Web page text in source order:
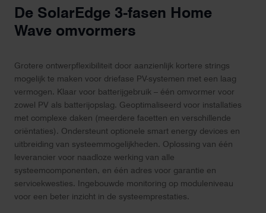
De SolarEdge 3-fasen Home
Wave omvormers
Grotere ontwerpflexibiliteit door aanzienlijk kortere strings
mogelijk te maken voor driefase PV-systemen met een laag
vermogen. Klaar voor batterijgebruik – één omvormer voor
zowel PV als batterijopslag. Geoptimaliseerd voor installaties
met complexe daken (meerdere facetten en verschillende
oriëntaties). Ondersteunt optionele smart energy devices en
uitbreiding van systeemmogelijkheden. Oplossing van één
leverancier voor naadloze werking van alle
systeemcomponenten, en één adres voor garantie en
servicekwesties. Ingebouwde monitoring op moduleniveau
voor een beter inzicht in de systeemprestaties.